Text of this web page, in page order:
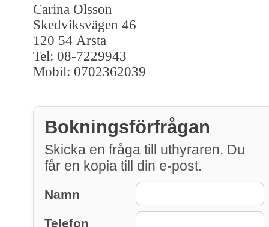
Carina Olsson
Skedviksvägen 46
120 54 Årsta
Tel: 08-7229943
Mobil: 0702362039
Bokningsförfrågan
Skicka en fråga till uthyraren. Du
får en kopia till din e-post.
Namn
Telefon